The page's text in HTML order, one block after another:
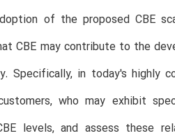
of the proposed CBE
CBE may contribute to the
Specifically, in today's highly
who may exhibit
levels, and assess these